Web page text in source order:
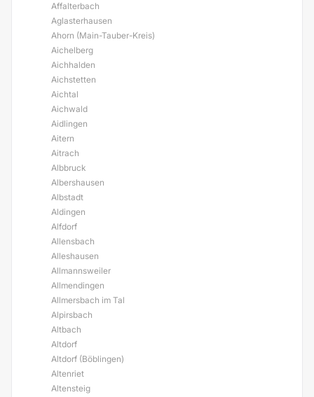
Affalterbach
Aglasterhausen
Ahorn (Main-Tauber-Kreis)
Aichelberg
Aichhalden
Aichstetten
Aichtal
Aichwald
Aidlingen
Aitern
Aitrach
Albbruck
Albershausen
Albstadt
Aldingen
Alfdorf
Allensbach
Alleshausen
Allmannsweiler
Allmendingen
Allmersbach im Tal
Alpirsbach
Altbach
Altdorf
Altdorf (Böblingen)
Altenriet
Altensteig